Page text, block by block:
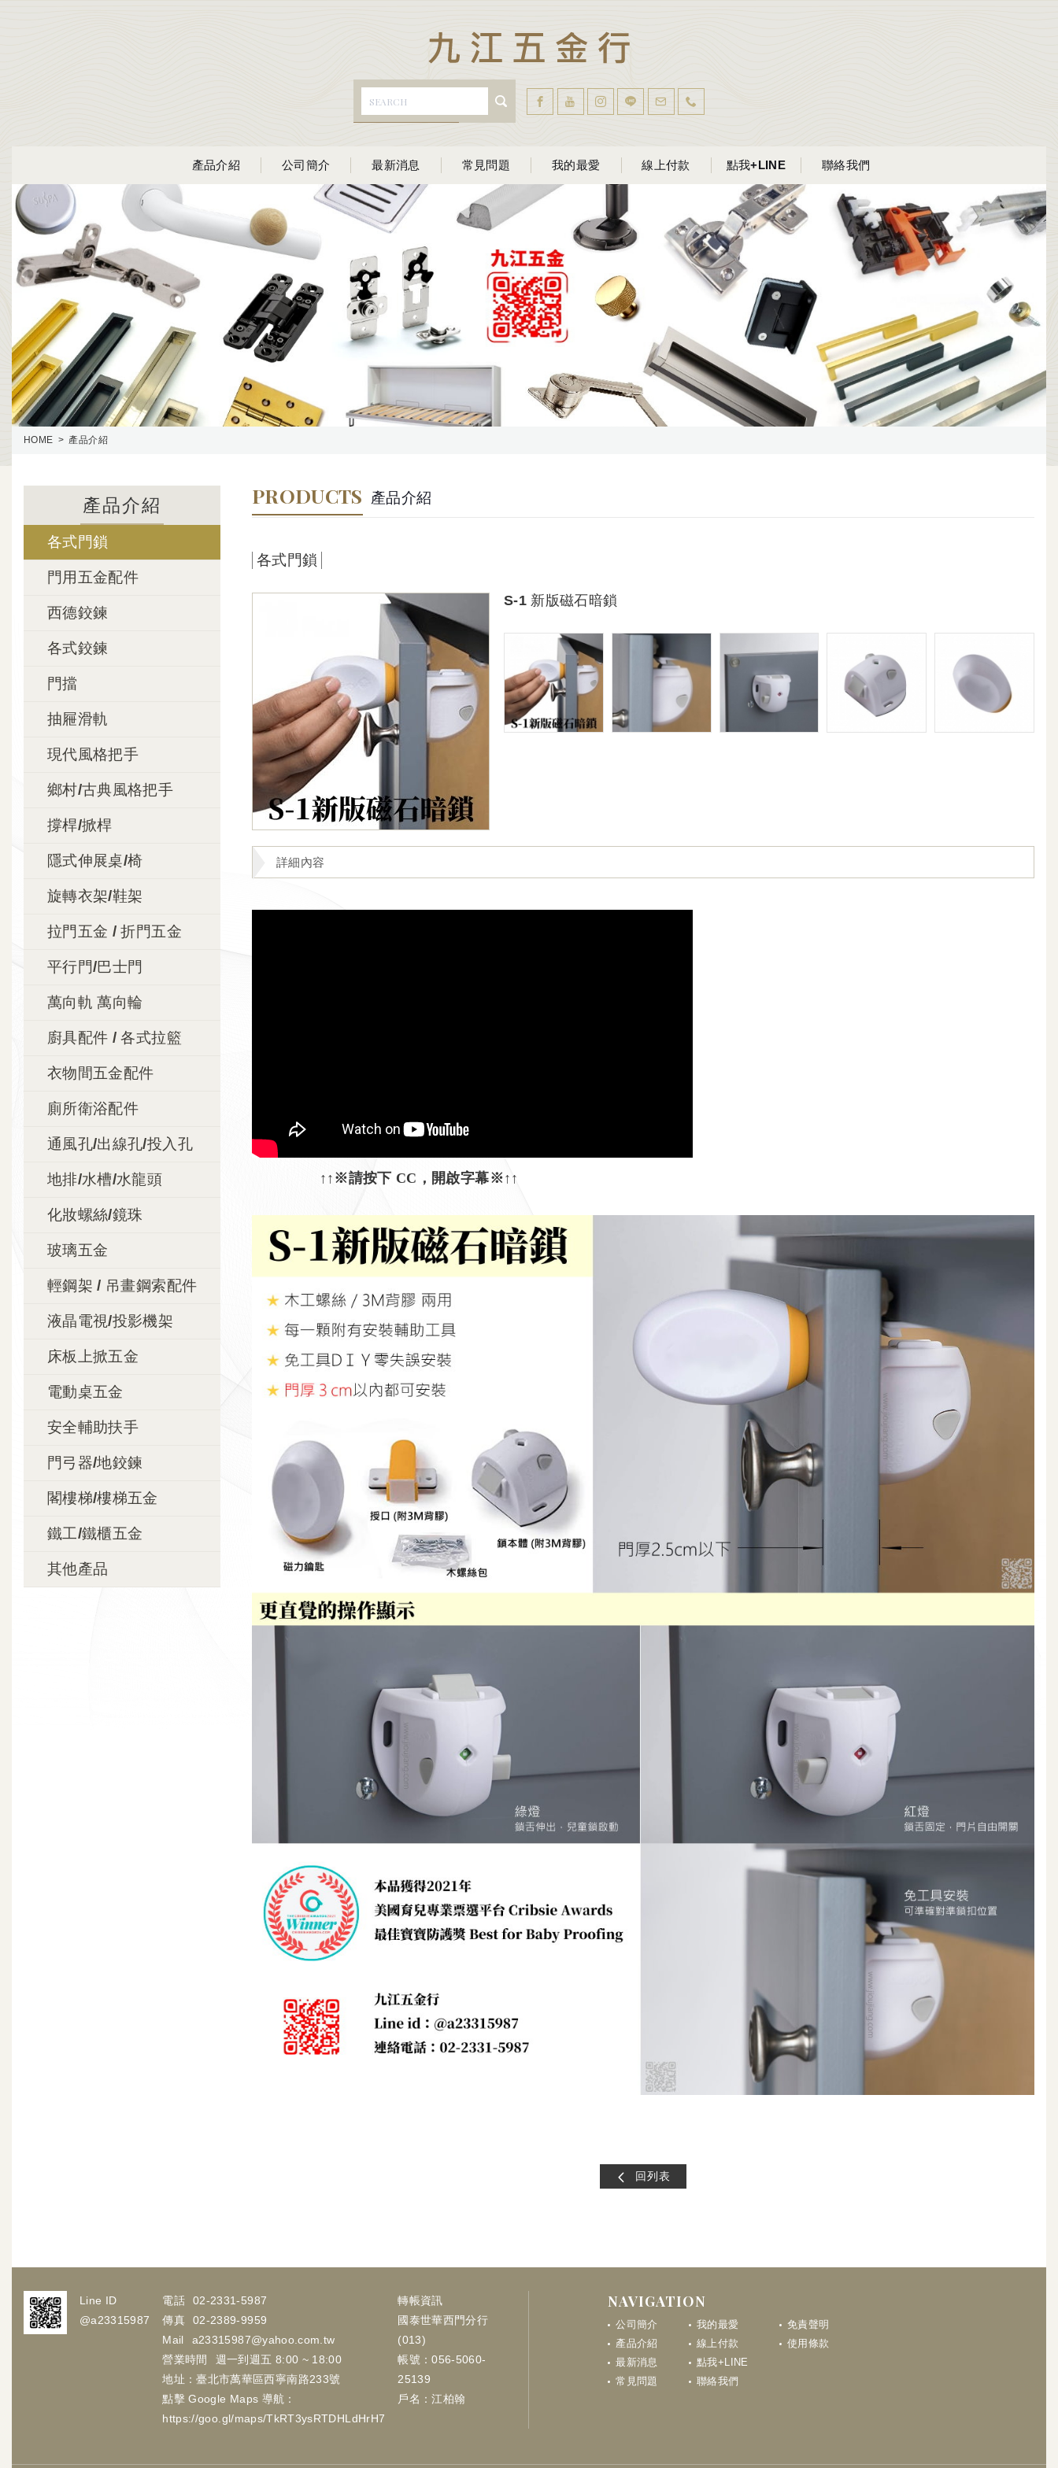
產品介紹 公司簡介 最新消息 常見問題 我的最愛 線上付款 點我+LINE 聯絡我們
HOME 產品介紹
產品介紹
各式門鎖
門用五金配件
西德鉸鍊
各式鉸鍊
門擋
抽屜滑軌
現代風格把手
鄉村/古典風格把手
撐桿/掀桿
隱式伸展桌/椅
旋轉衣架/鞋架
拉門五金 / 折門五金
平行門/巴士門
萬向軌 萬向輪
廚具配件 / 各式拉籃
衣物間五金配件
廁所衛浴配件
通風孔/出線孔/投入孔
地排/水槽/水龍頭
化妝螺絲/鏡珠
玻璃五金
輕鋼架 / 吊畫鋼索配件
液晶電視/投影機架
床板上掀五金
電動桌五金
安全輔助扶手
門弓器/地鉸鍊
閣樓梯/樓梯五金
鐵工/鐵櫃五金
其他產品
PRODUCTS 產品介紹
各式門鎖
S-1 新版磁石暗鎖
詳細內容
↑↑※請按下 CC，開啟字幕※↑↑
回列表
Line ID
@a23315987
電話
02-2331-5987
傳真
02-2389-9959
Mail
a23315987@yahoo.com.tw
營業時間
週一到週五 8:00 ~ 18:00
地址：臺北市萬華區西寧南路233號
點擊 Google Maps 導航：
https://goo.gl/maps/TkRT3ysRTDHLdHrH7
轉帳資訊
國泰世華西門分行
(013)
帳號：056-5060-
25139
戶名：江柏翰
NAVIGATION
公司簡介
產品介紹
最新消息
常見問題
我的最愛
線上付款
點我+LINE
聯絡我們
免責聲明
使用條款